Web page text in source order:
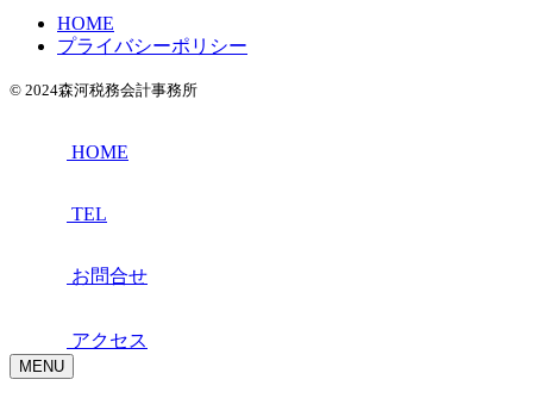
HOME
プライバシーポリシー
© 2024森河税務会計事務所
HOME
TEL
お問合せ
アクセス
MENU